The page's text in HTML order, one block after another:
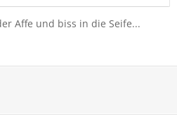
Affe und biss in die Seife...